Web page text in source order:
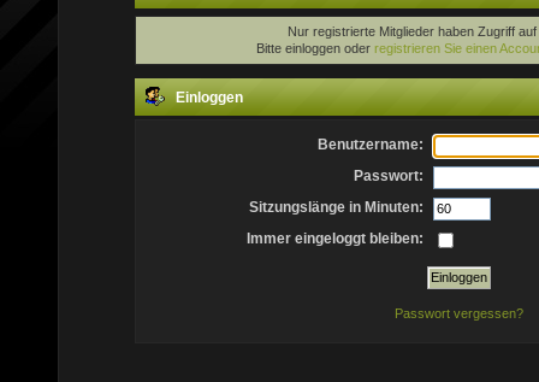
Nur registrierte Mitglieder haben Zugriff
Bitte einloggen oder registrieren Sie einen
Einloggen
Benutzername:
Passwort:
Sitzungslänge in Minuten:
Immer eingeloggt bleiben:
Passwort vergessen?